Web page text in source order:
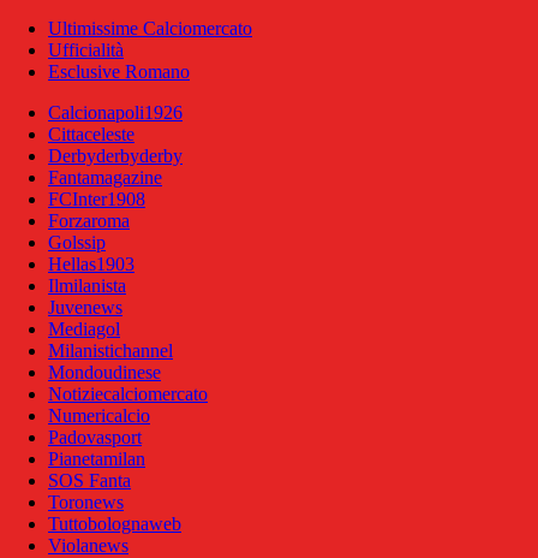
Ultimissime Calciomercato
Ufficialità
Esclusive Romano
Calcionapoli1926
Cittaceleste
Derbyderbyderby
Fantamagazine
FCInter1908
Forzaroma
Golssip
Hellas1903
Ilmilanista
Juvenews
Mediagol
Milanistichannel
Mondoudinese
Notiziecalciomercato
Numericalcio
Padovasport
Pianetamilan
SOS Fanta
Toronews
Tuttobolognaweb
Violanews